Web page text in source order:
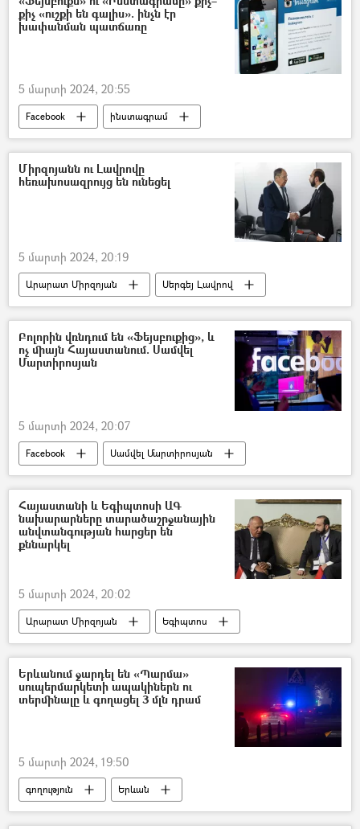
քիչ «ուշքի են գալիս». ինչն էր
խափանման պատճառը
5 մարտի 2024, 20:55
Facebook
ինստագրամ
սոցցանցեր
Միրզոյանն ու Լավրովը
հեռախոսազրույց են ունեցել
5 մարտի 2024, 20:19
Արարատ Միրզոյան
Սերգեյ Լավրով
հեռախոսազրույց
Հայաստան
Ռուսաստան
Բոլորին վռնդում են «Ֆեյսբուքից», և
ոչ միայն Հայաստանում. Սամվել
Մարտիրոսյան
5 մարտի 2024, 20:07
Facebook
Սամվել Մարտիրոսյան
ինստագրամ
Հայաստանի և Եգիպտոսի ԱԳ
նախարարները տարածաշրջանային
անվտանգության հարցեր են
քննարկել
5 մարտի 2024, 20:02
Արարատ Միրզոյան
Եգիպտոս
Սամեհ Շուքրի
Հայաստան
Երևանում ջարդել են «Պարմա»
սուպերմարկետի ապակիներն ու
տերմինալը և գողացել 3 մլն դրամ
5 մարտի 2024, 19:50
գողություն
Երևան
վճարային տերմինալ
տերմինալ